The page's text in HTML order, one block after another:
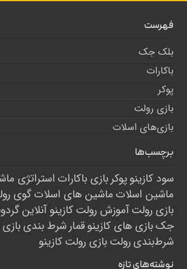
فهرست
بلک جک
باکارات
پوکر
بازی رولت
بازی‌های اسلات
برچسب‌ها
سود کازینوپوکربازی باکارات استراتژی
ماشین اسلات ماشین های اسلاتگوی
بازی رولتآموزش رولتکازینو آنلاین
جکبازی های کازینوقمارشرط بندی
شرط‌بندیرولتبازی رولتکازینو
نوشته‌های تازه